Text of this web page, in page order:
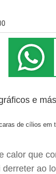
de cílios
calor que
ao